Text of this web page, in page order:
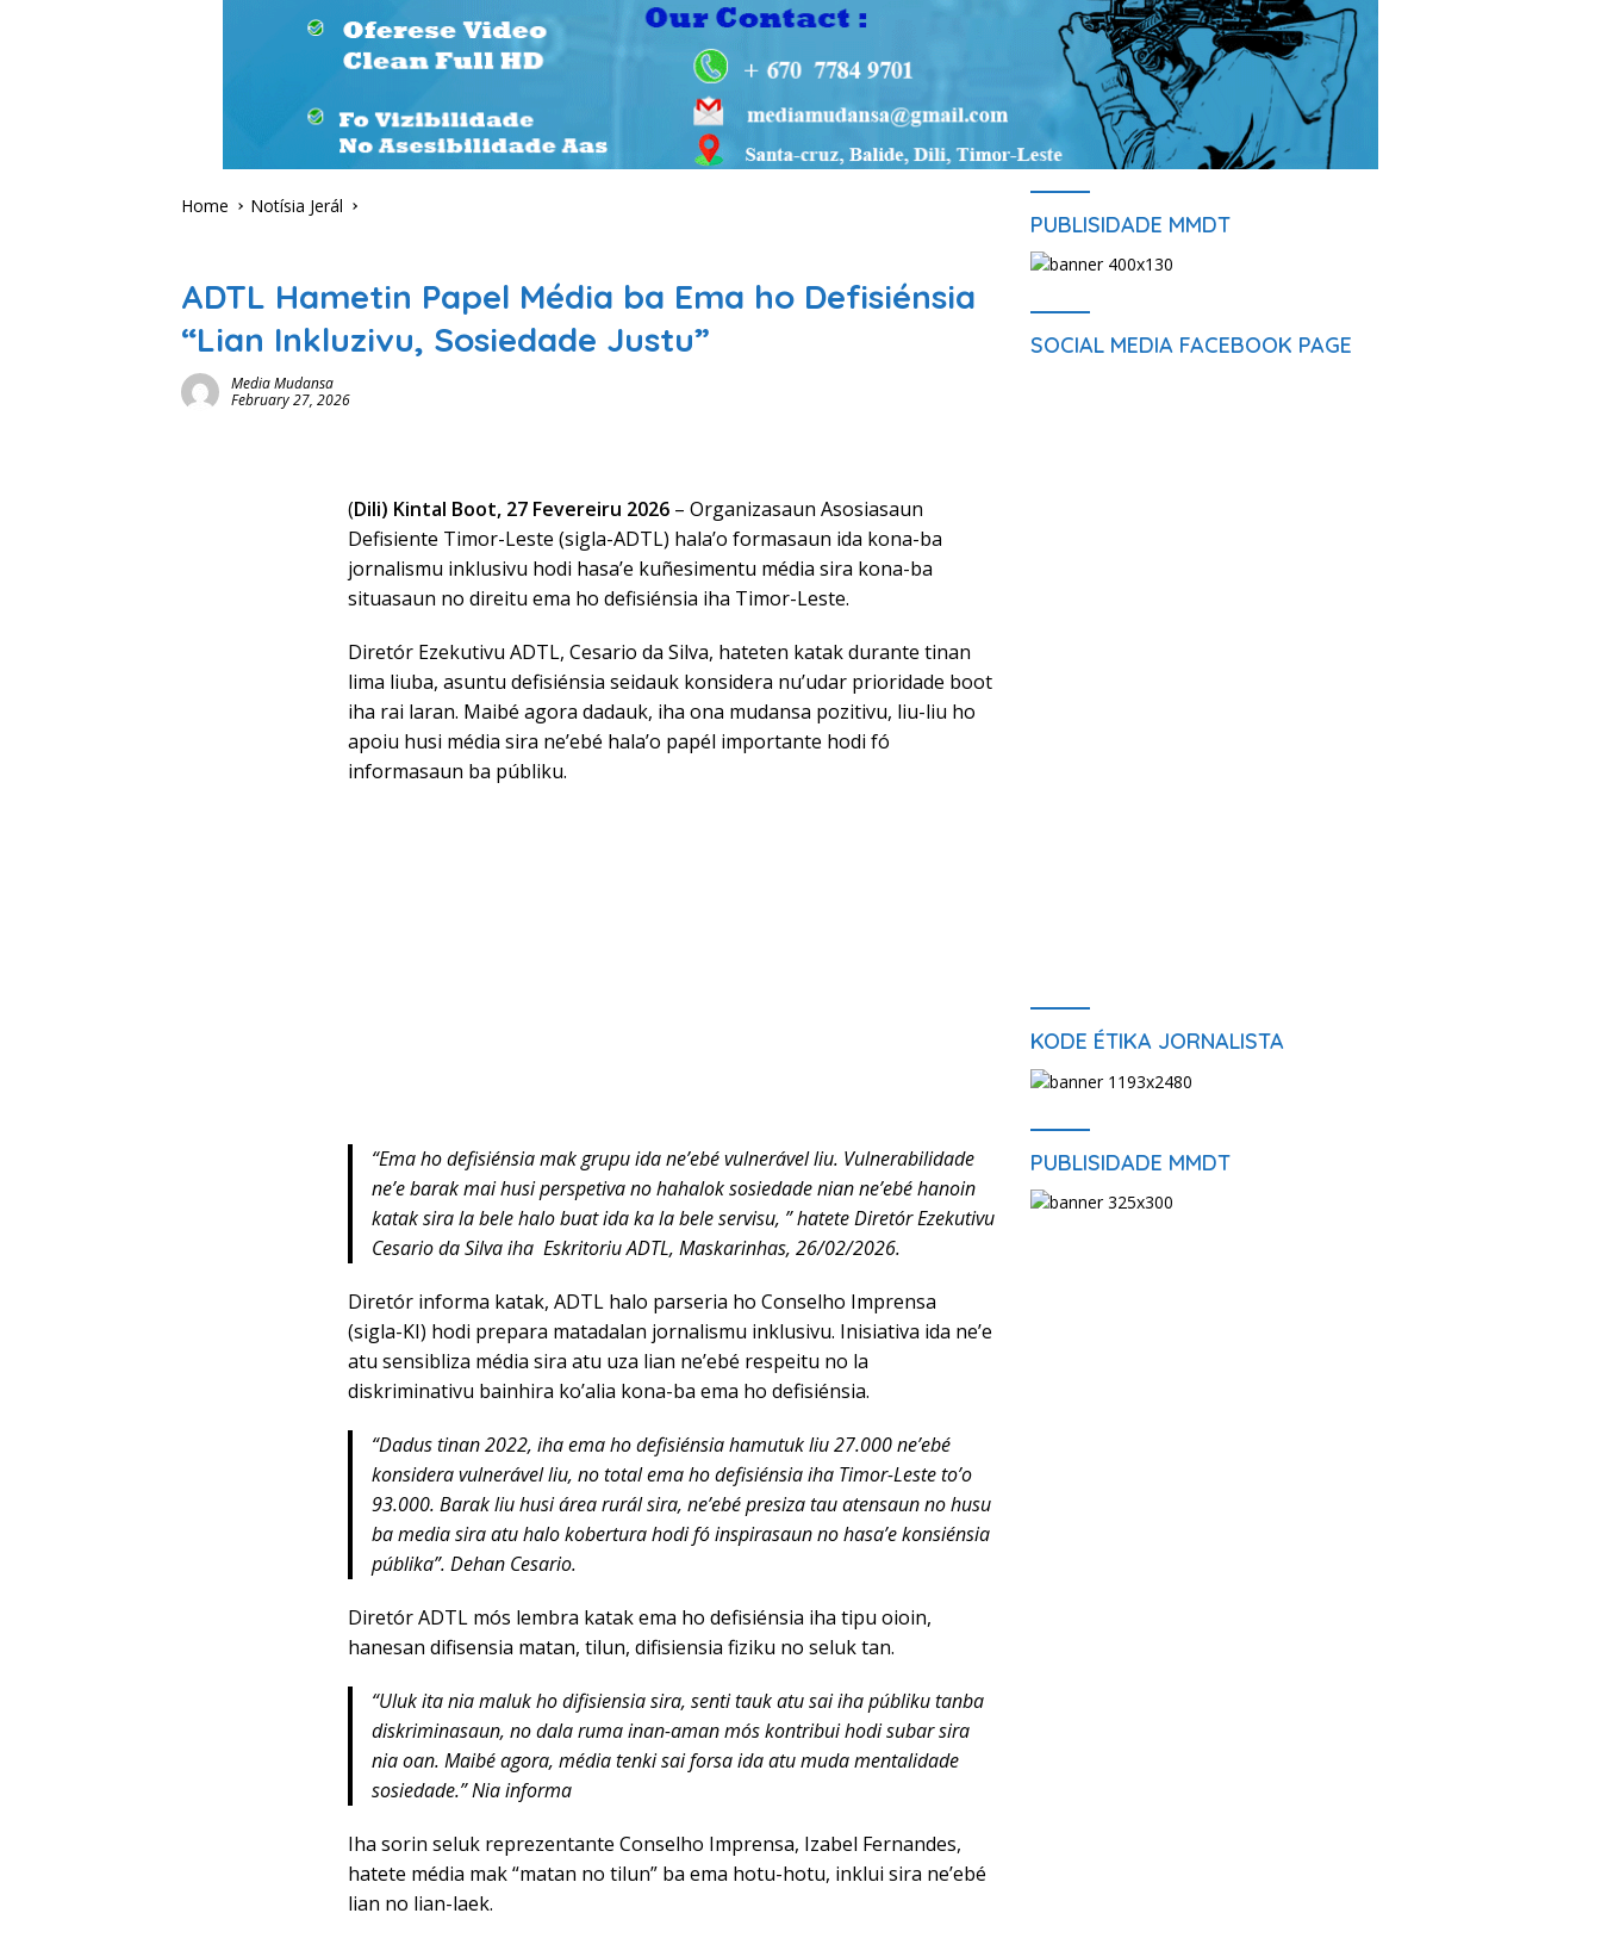
Home Notísia Jerál
ADTL Hametin Papel Média ba Ema ho Defisiénsia
“Lian Inkluzivu, Sosiedade Justu”
Media Mudansa
February 27, 2026
(Dili) Kintal Boot, 27 Fevereiru 2026 – Organizasaun Asosiasaun
Defisiente Timor-Leste (sigla-ADTL) hala’o formasaun ida kona-ba
jornalismu inklusivu hodi hasa’e kuñesimentu média sira kona-ba
situasaun no direitu ema ho defisiénsia iha Timor-Leste.
Diretór Ezekutivu ADTL, Cesario da Silva, hateten katak durante tinan
lima liuba, asuntu defisiénsia seidauk konsidera nu’udar prioridade boot
iha rai laran. Maibé agora dadauk, iha ona mudansa pozitivu, liu-liu ho
apoiu husi média sira ne’ebé hala’o papél importante hodi fó
informasaun ba públiku.
“Ema ho defisiénsia mak grupu ida ne’ebé vulnerável liu. Vulnerabilidade
ne’e barak mai husi perspetiva no hahalok sosiedade nian ne’ebé hanoin
katak sira la bele halo buat ida ka la bele servisu, ” hatete Diretór Ezekutivu
Cesario da Silva iha Eskritoriu ADTL, Maskarinhas, 26/02/2026.
Diretór informa katak, ADTL halo parseria ho Conselho Imprensa
(sigla-KI) hodi prepara matadalan jornalismu inklusivu. Inisiativa ida ne’e
atu sensibliza média sira atu uza lian ne’ebé respeitu no la
diskriminativu bainhira ko’alia kona-ba ema ho defisiénsia.
“Dadus tinan 2022, iha ema ho defisiénsia hamutuk liu 27.000 ne’ebé
konsidera vulnerável liu, no total ema ho defisiénsia iha Timor-Leste to’o
93.000. Barak liu husi área rurál sira, ne’ebé presiza tau atensaun no husu
ba media sira atu halo kobertura hodi fó inspirasaun no hasa’e konsiénsia
públika”. Dehan Cesario.
Diretór ADTL mós lembra katak ema ho defisiénsia iha tipu oioin,
hanesan difisensia matan, tilun, difisiensia fiziku no seluk tan.
“Uluk ita nia maluk ho difisiensia sira, senti tauk atu sai iha públiku tanba
diskriminasaun, no dala ruma inan-aman mós kontribui hodi subar sira
nia oan. Maibé agora, média tenki sai forsa ida atu muda mentalidade
sosiedade.” Nia informa
Iha sorin seluk reprezentante Conselho Imprensa, Izabel Fernandes,
hatete média mak “matan no tilun” ba ema hotu-hotu, inklui sira ne’ebé
lian no lian-laek.
PUBLISIDADE MMDT
SOCIAL MEDIA FACEBOOK PAGE
KODE ÉTIKA JORNALISTA
PUBLISIDADE MMDT